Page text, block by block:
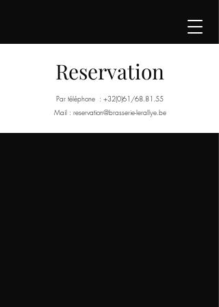
Reservation
Par téléphone : +32(0)61/68.81.55
Mail : reservation@brasserie-lerallye.be